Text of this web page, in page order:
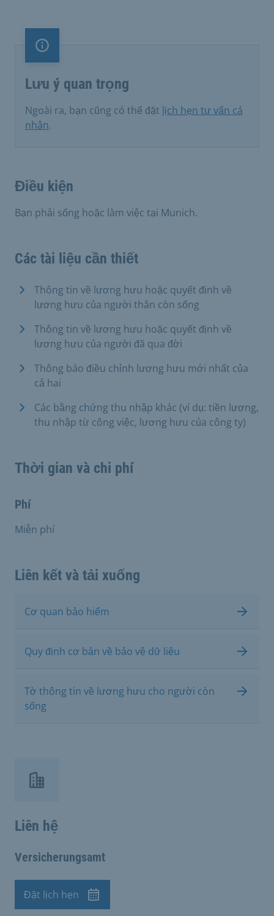
Lưu ý quan trọng
Lưu ý quan trọng
Ngoài ra, bạn cũng có thể đặt lịch hẹn tư vấn cá
nhân.
Điều kiện
Bạn phải sống hoặc làm việc tại Munich.
Các tài liệu cần thiết
Thông tin về lương hưu hoặc quyết định về
lương hưu của người thân còn sống
Thông tin về lương hưu hoặc quyết định về
lương hưu của người đã qua đời
Thông báo điều chỉnh lương hưu mới nhất của
cả hai
Các bằng chứng thu nhập khác (ví dụ: tiền lương,
thu nhập từ công việc, lương hưu của công ty)
Thời gian và chi phí
Phí
Miễn phí
Liên kết và tải xuống
Cơ quan bảo hiểm
Quy định cơ bản về bảo vệ dữ liệu
Tờ thông tin về lương hưu cho người còn
sống
Liên hệ
Versicherungsamt
Cuộc hẹn
Đặt lịch hẹn